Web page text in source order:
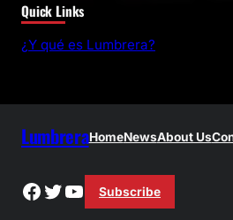
a
Quick Links
¿Y qué es Lumbrera?
LumbreraHomeNewsAbout Us
Facebook
Twitter
YouTube
Subscribe